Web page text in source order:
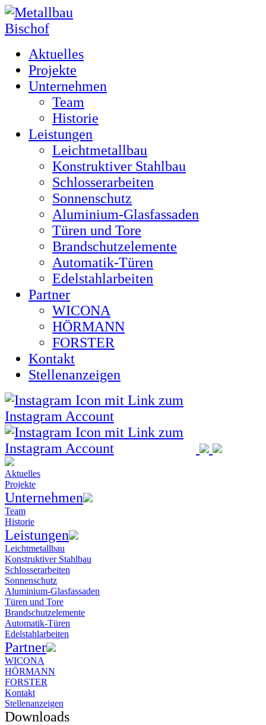
Aktuelles
Projekte
Unternehmen
Team
Historie
Leistungen
Leichtmetallbau
Konstruktiver Stahlbau
Schlosserarbeiten
Sonnenschutz
Aluminium-Glasfassaden
Türen und Tore
Brandschutzelemente
Automatik-Türen
Edelstahlarbeiten
Partner
WICONA
HÖRMANN
FORSTER
Kontakt
Stellenanzeigen
Aktuelles
Projekte
Unternehmen
Team
Historie
Leistungen
Leichtmetallbau
Konstruktiver Stahlbau
Schlosserarbeiten
Sonnenschutz
Aluminium-Glasfassaden
Türen und Tore
Brandschutzelemente
Automatik-Türen
Edelstahlarbeiten
Partner
WICONA
HÖRMANN
FORSTER
Kontakt
Stellenanzeigen
Downloads